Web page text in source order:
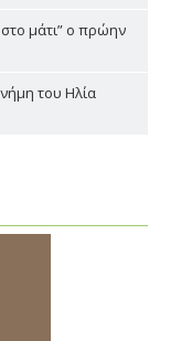
στο μάτι” ο πρώην
του Ηλία